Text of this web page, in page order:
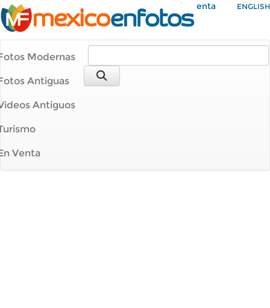
Mi Cuenta ENGLISH
Modernas
Antiguas
Antiguos
Venta